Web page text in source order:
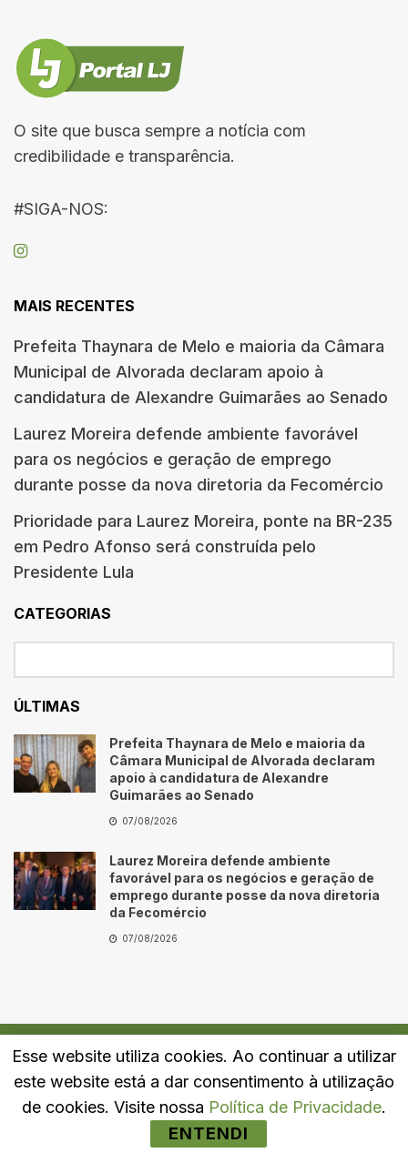
O site que busca sempre a notícia com
credibilidade e transparência.
#SIGA-NOS:
MAIS RECENTES
Prefeita Thaynara de Melo e maioria da Câmara
Municipal de Alvorada declaram apoio à
candidatura de Alexandre Guimarães ao Senado
Laurez Moreira defende ambiente favorável
para os negócios e geração de emprego
durante posse da nova diretoria da Fecomércio
Prioridade para Laurez Moreira, ponte na BR-235
em Pedro Afonso será construída pelo
Presidente Lula
CATEGORIAS
ÚLTIMAS
Prefeita Thaynara de Melo e maioria da
Câmara Municipal de Alvorada declaram
apoio à candidatura de Alexandre
Guimarães ao Senado
07/08/2026
Laurez Moreira defende ambiente
favorável para os negócios e geração de
emprego durante posse da nova diretoria
da Fecomércio
07/08/2026
Quem Somos Fale Conosco Política de Privacidade
Esse website utiliza cookies. Ao continuar a utilizar
este website está a dar consentimento à utilização
de cookies. Visite nossa Política de Privacidade.
ENTENDI